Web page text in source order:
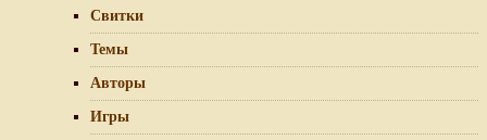
Свитки
Темы
Авторы
Игры